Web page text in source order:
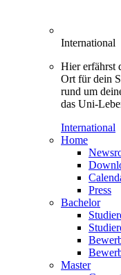
International
Hier erfährst
Ort für dein
rund um
das Uni-
International
Home
Press
Bachelor
Master